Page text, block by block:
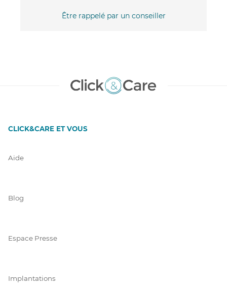
Être rappelé par un conseiller
CLICK&CARE ET VOUS
Aide
Blog
Espace Presse
Implantations